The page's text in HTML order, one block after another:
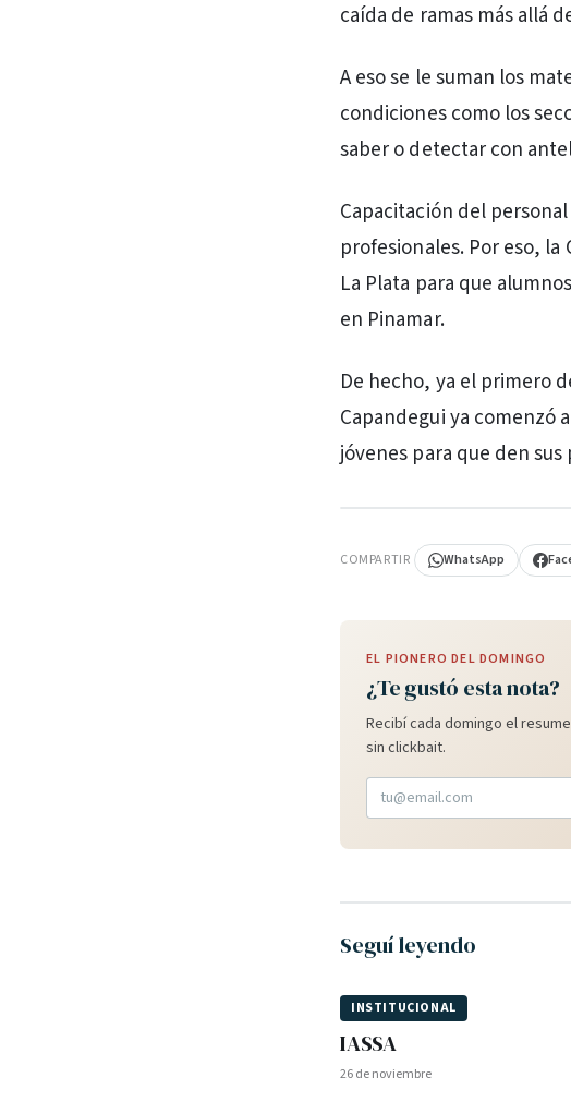
caída de ramas más allá
A eso se le suman los
condiciones como los
saber o detectar con
Capacitación del
profesionales. Por eso,
La Plata para que
en Pinamar.
De hecho, ya el primero
Capandegui ya comenzó
jóvenes para que den
COMPARTIR WhatsApp
EL PIONERO DEL DOMINGO
¿Te gustó esta nota?
Recibí cada domingo el
sin clickbait.
Seguí leyendo
INSTITUCIONAL
IASSA
26 de noviembre